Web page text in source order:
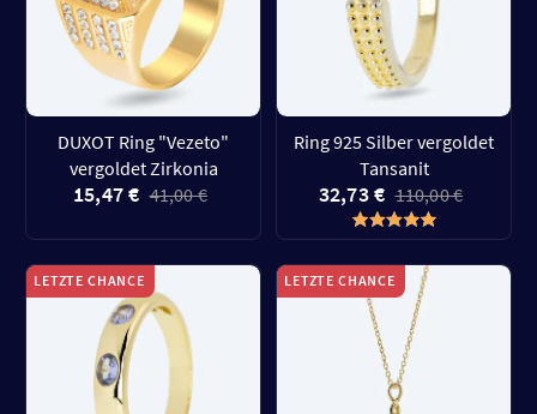
DUXOT Ring "Vezeto"
vergoldet Zirkonia
15,47 € 41,00 €
Ring 925 Silber vergoldet
Tansanit
32,73 € 110,00 €
LETZTE CHANCE LETZTE CHANCE